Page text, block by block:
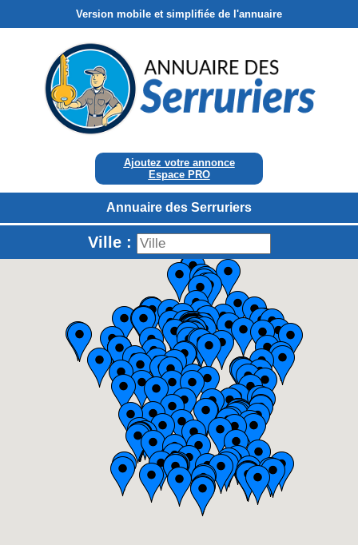
Version mobile et simplifiée de l'annuaire
Ajoutez votre annonce
Espace PRO
Annuaire des Serruriers
Ville :